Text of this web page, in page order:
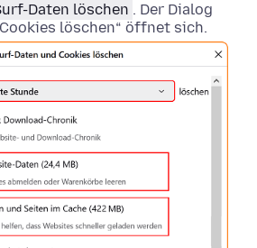
Daten löschen . Der Dialog
löschen“ öffnet sich.